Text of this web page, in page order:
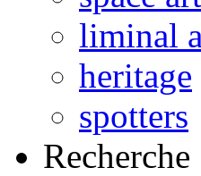
liminal
heritage
spotters
Recherche